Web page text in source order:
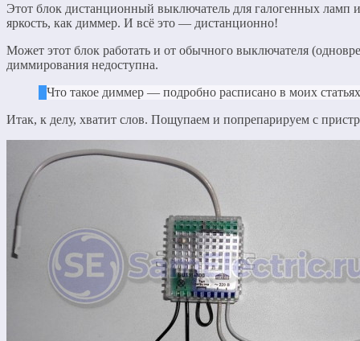
Этот блок дистанционный выключатель для галогенных
яркость, как диммер. И всё это — дистанционно!
Может этот блок работать и от обычного выключателя
диммирования недоступна.
Что такое диммер — подробно расписано в моих
Итак, к делу, хватит слов. Пощупаем и попрепарируем с